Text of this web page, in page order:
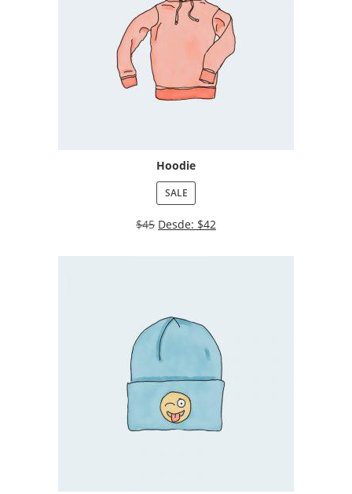
Hoodie
SALE
$45 Desde: $42